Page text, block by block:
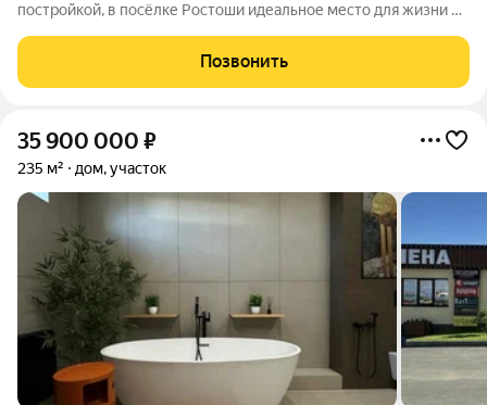
постройкой, в посёлке Ростоши идеальное место для жизни и
для круглогодичного проживания. Просторные комнаты, всё
продумано для удобства. Хоз
Позвонить
35 900 000 ₽
235 м² дом, участок